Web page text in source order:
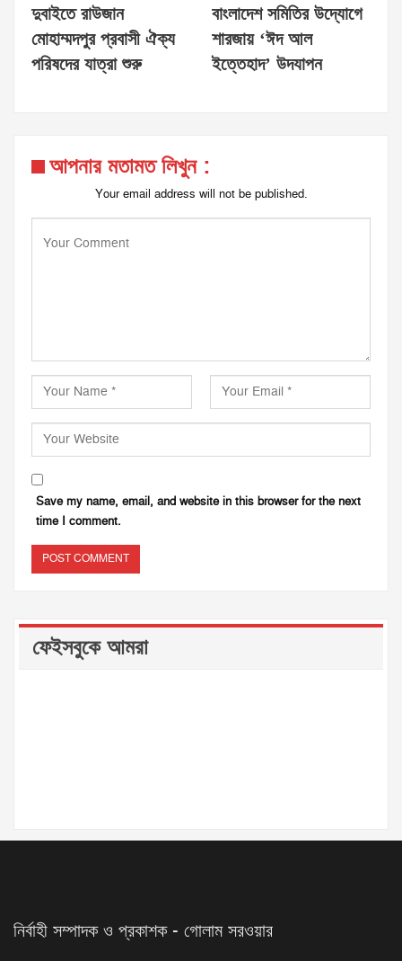
দুবাইতে রাউজান
মোহাম্মদপুর প্রবাসী ঐক্য
পরিষদের যাত্রা শুরু
বাংলাদেশ সমিতির উদ্যোগে
শারজায় ‘ঈদ আল
ইত্তেহাদ’ উদযাপন
আপনার মতামত লিখুন :
Your email address will not be published.
Save my name, email, and website in this browser for the next
time I comment.
ফেইসবুকে আমরা
নির্বাহী সম্পাদক ও প্রকাশক - গোলাম সরওয়ার